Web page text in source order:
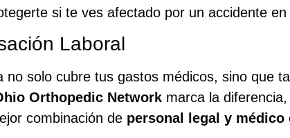
si te ves afectado por un accidente en
Laboral
solo cubre tus gastos médicos, sino que
Orthopedic Network marca la
combinación de personal legal y médico